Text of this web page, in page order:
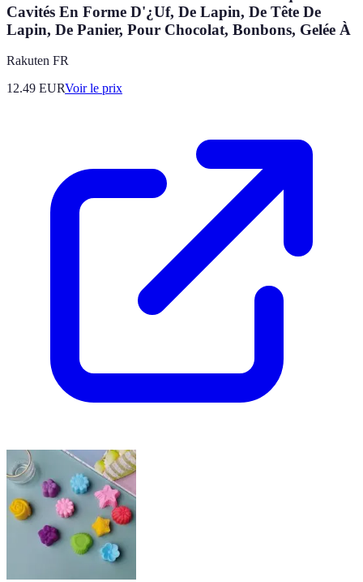
Cavités En Forme D'¿Uf, De Lapin, De Tête De
Lapin, De Panier, Pour Chocolat, Bonbons, Gelée À
Rakuten FR
12.49 EURVoir le prix